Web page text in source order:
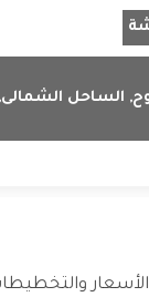
الساحل الشمالى,